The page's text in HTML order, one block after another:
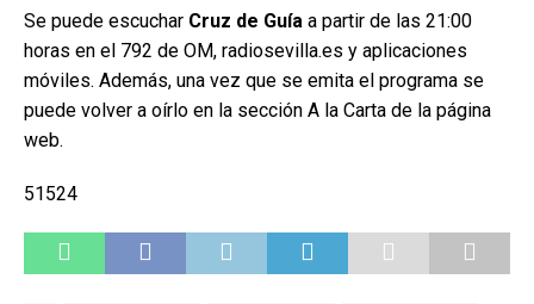
Se puede escuchar Cruz de Guía a partir de las 21:00
horas en el 792 de OM, radiosevilla.es y aplicaciones
móviles. Además, una vez que se emita el programa se
puede volver a oírlo en la sección A la Carta de la página
web.
51524